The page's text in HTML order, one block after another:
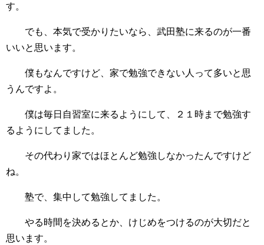
す。
でも、本気で受かりたいなら、武田塾に来るのが一番
いいと思います。
僕もなんですけど、家で勉強できない人って多いと思
うんですよ。
僕は毎日自習室に来るようにして、２１時まで勉強す
るようにしてました。
その代わり家ではほとんど勉強しなかったんですけど
ね。
塾で、集中して勉強してました。
やる時間を決めるとか、けじめをつけるのが大切だと
思います。